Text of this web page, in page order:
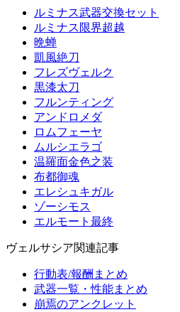
ルミナス武器交換セット
ルミナス限界超越
晩蝉
凱風絶刀
フレズヴェルク
黒漆太刀
フルンティング
アンドロメダ
ロムフェーヤ
ムルシエラゴ
温羅面金色之装
布都御魂
エレシュキガル
ゾーシモス
エルモート最終
ヴェルサシア関連記事
行動表/報酬まとめ
武器一覧・性能まとめ
崩焉のアンクレット